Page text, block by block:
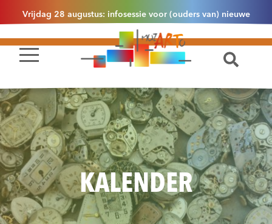
Vrijdag 28 augustus: infosessie voor (ouders van) nieuwe
leerlingen 2.1 om 13u30 in Essen
KALENDER